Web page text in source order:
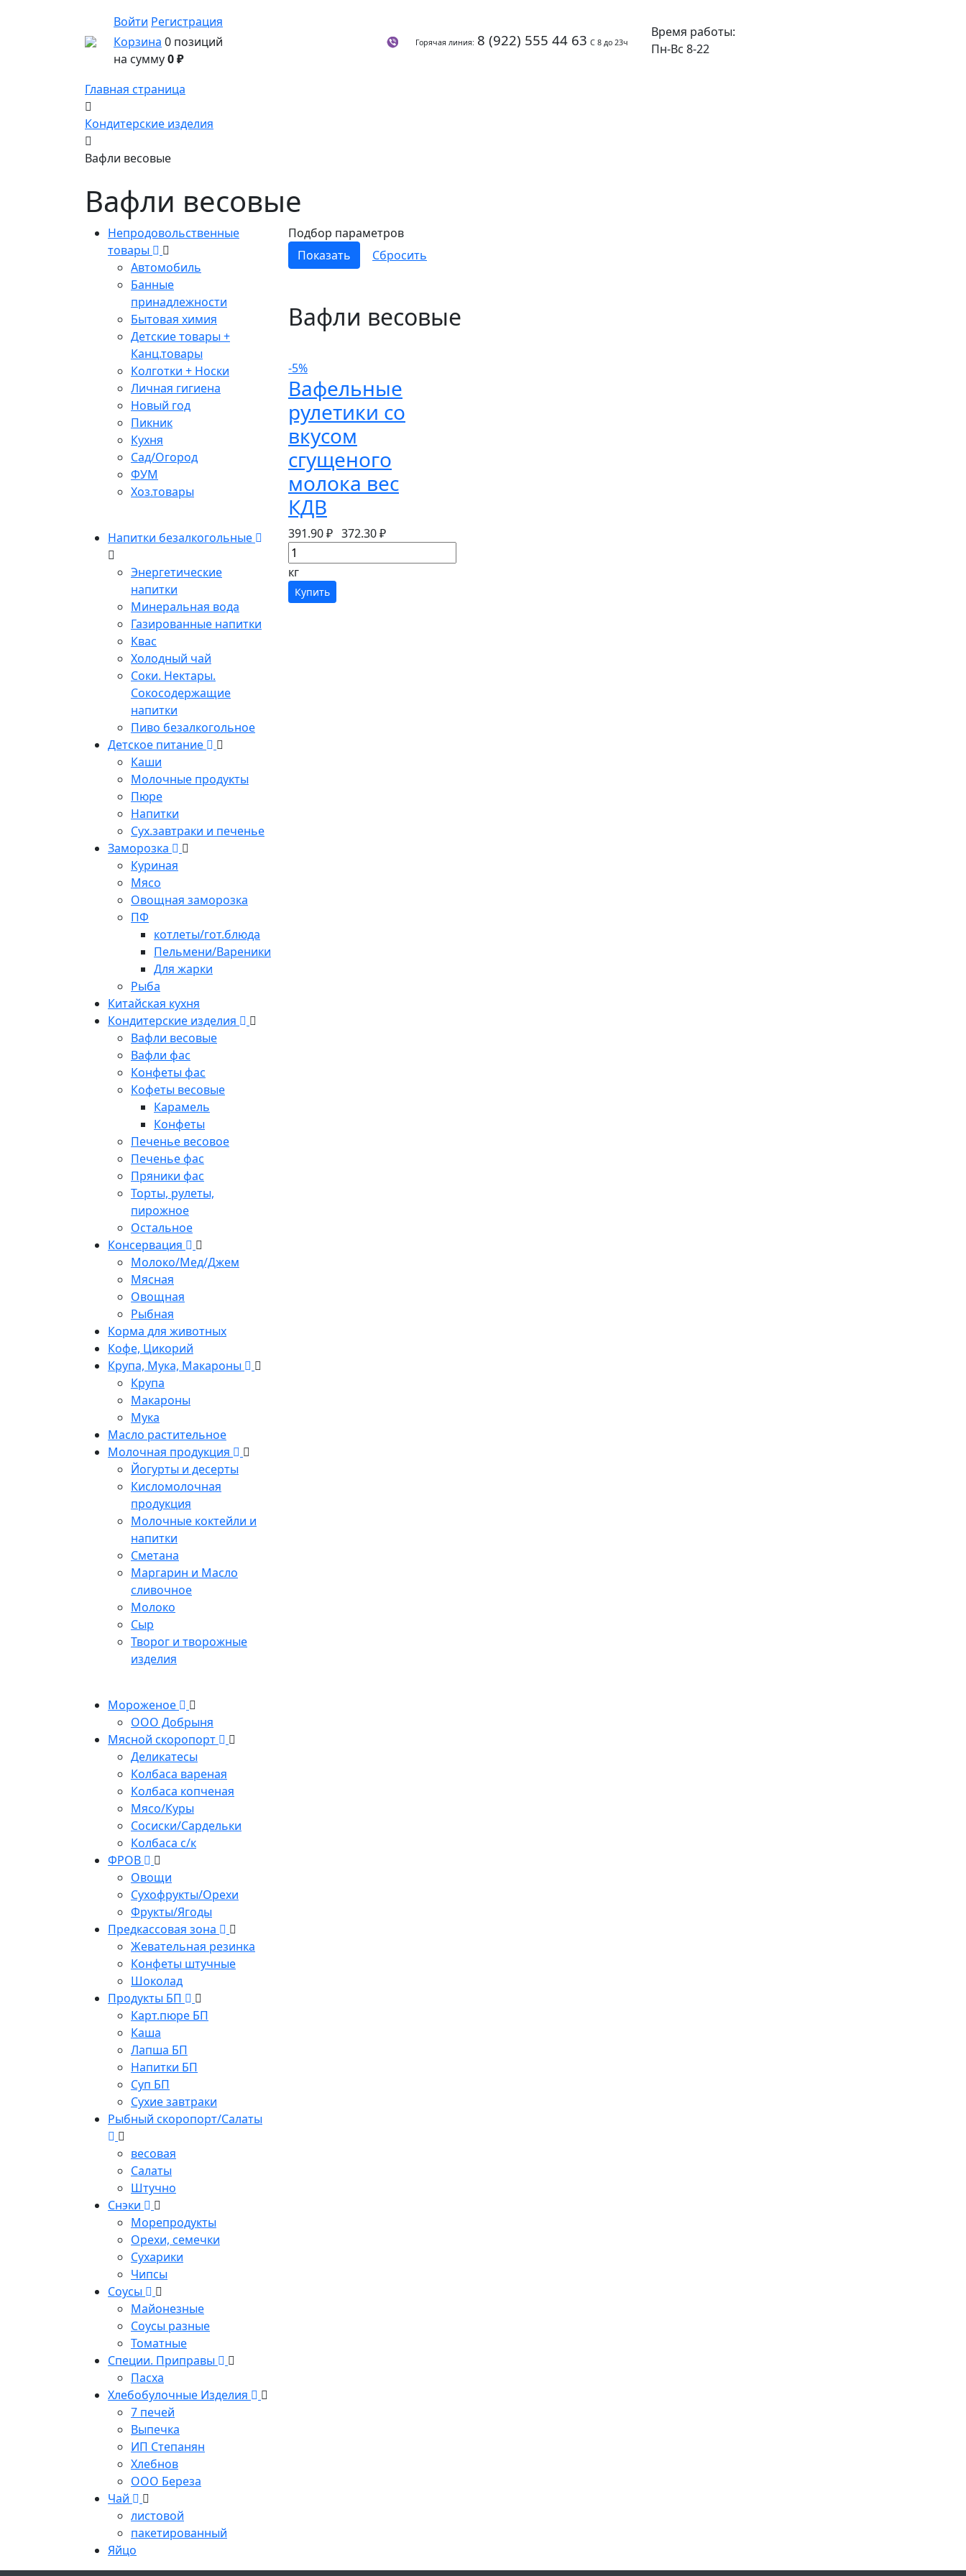
Войти Регистрация
Корзина 0 позиций
на сумму0 ₽
Горячая линия: 8 (922) 555 44 63 С 8 до 23ч
Время работы:
Пн-Вс 8-22
Главная страница
Кондитерские изделия
Вафли весовые
Вафли весовые
Непродовольственные
товары
Автомобиль
Банные
принадлежности
Бытовая химия
Детские товары +
Канц.товары
Колготки + Носки
Личная гигиена
Новый год
Пикник
Кухня
Сад/Огород
ФУМ
Хоз.товары
Напитки безалкогольные
Энергетические
напитки
Минеральная вода
Газированные напитки
Квас
Холодный чай
Соки. Нектары.
Сокосодержащие
напитки
Пиво безалкогольное
Детское питание
Каши
Молочные продукты
Пюре
Напитки
Сух.завтраки и печенье
Заморозка
Куриная
Мясо
Овощная заморозка
ПФ
котлеты/гот.блюда
Пельмени/Вареники
Для жарки
Рыба
Китайская кухня
Кондитерские изделия
Вафли весовые
Вафли фас
Конфеты фас
Кофеты весовые
Карамель
Конфеты
Печенье весовое
Печенье фас
Пряники фас
Торты, рулеты,
пирожное
Остальное
Консервация
Молоко/Мед/Джем
Мясная
Овощная
Рыбная
Корма для животных
Кофе, Цикорий
Крупа, Мука, Макароны
Крупа
Макароны
Мука
Масло растительное
Молочная продукция
Йогурты и десерты
Кисломолочная
продукция
Молочные коктейли и
напитки
Сметана
Маргарин и Масло
сливочное
Молоко
Сыр
Творог и творожные
изделия
Мороженое
ООО Добрыня
Мясной скоропорт
Деликатесы
Колбаса вареная
Колбаса копченая
Мясо/Куры
Сосиски/Сардельки
Колбаса с/к
ФРОВ
Овощи
Сухофрукты/Орехи
Фрукты/Ягоды
Предкассовая зона
Жевательная резинка
Конфеты штучные
Шоколад
Продукты БП
Карт.пюре БП
Каша
Лапша БП
Напитки БП
Суп БП
Сухие завтраки
Рыбный скоропорт/Салаты
весовая
Салаты
Штучно
Снэки
Морепродукты
Орехи, семечки
Сухарики
Чипсы
Соусы
Майонезные
Соусы разные
Томатные
Специи. Приправы
Пасха
Хлебобулочные Изделия
7 печей
Выпечка
ИП Степанян
Хлебнов
ООО Береза
Чай
листовой
пакетированный
Яйцо
Подбор параметров
Вафли весовые
-5%
Вафельные
рулетики со
вкусом
сгущеного
молока вес
КДВ
391.90 ₽ 372.30 ₽
кг
Купить